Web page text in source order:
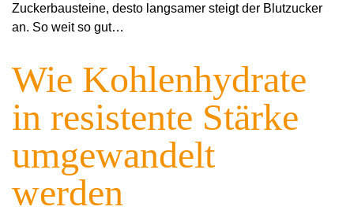
Zuckerbausteine, desto langsamer steigt der Blutzucker
an. So weit so gut…
Wie Kohlenhydrate
in resistente Stärke
umgewandelt
werden